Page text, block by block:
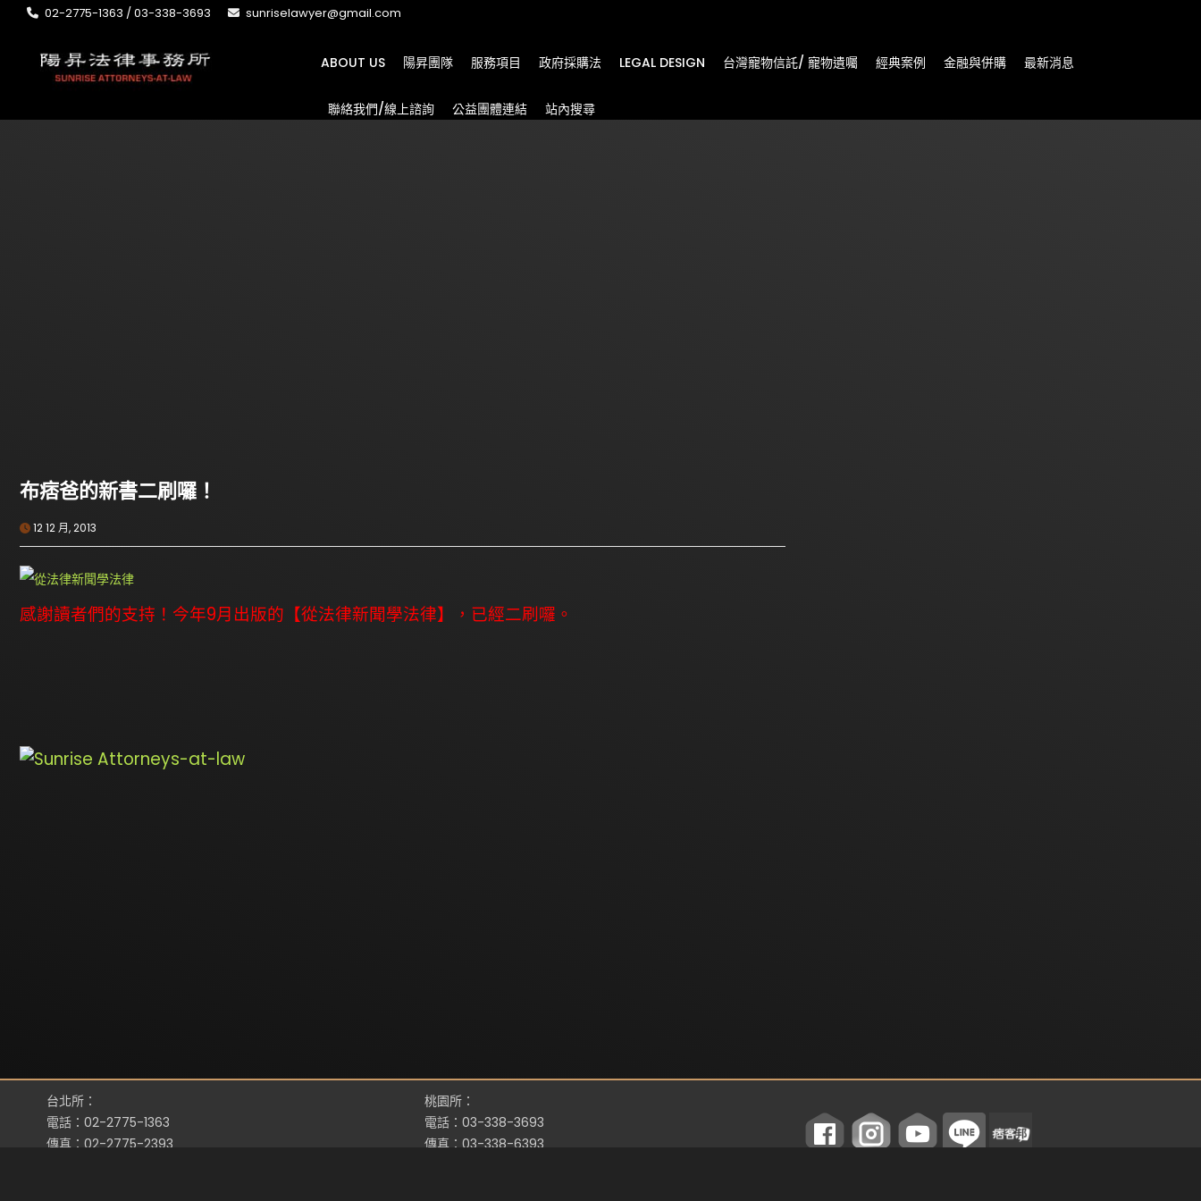
02-2775-1363 / 03-338-3693 sunriselawyer@gmail.com
ABOUT US 陽昇團隊 服務項目 政府採購法 LEGAL DESIGN 台灣寵物信託/ 寵物遺囑 經典案例 金融與併購 最新消息
聯絡我們/線上諮詢 公益團體連結 站內搜尋
布痞爸的新書二刷囉！
12 12 月, 2013
感謝讀者們的支持！ 今年9月出版的【從法律新聞學法律】，已經二刷囉。
台北所：
電話：02-2775-1363
傳真：02-2775-2393
桃園所：
電話：03-338-3693
傳真：03-338-6393